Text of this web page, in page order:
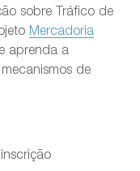
sobre Tráfico de
Mercadoria
aprenda a
de